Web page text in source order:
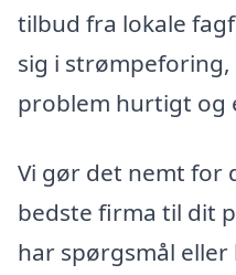
tilbud fra lokale
sig i
problem hurtigt og
Vi gør det nemt for
bedste firma til dit
har spørgsmål